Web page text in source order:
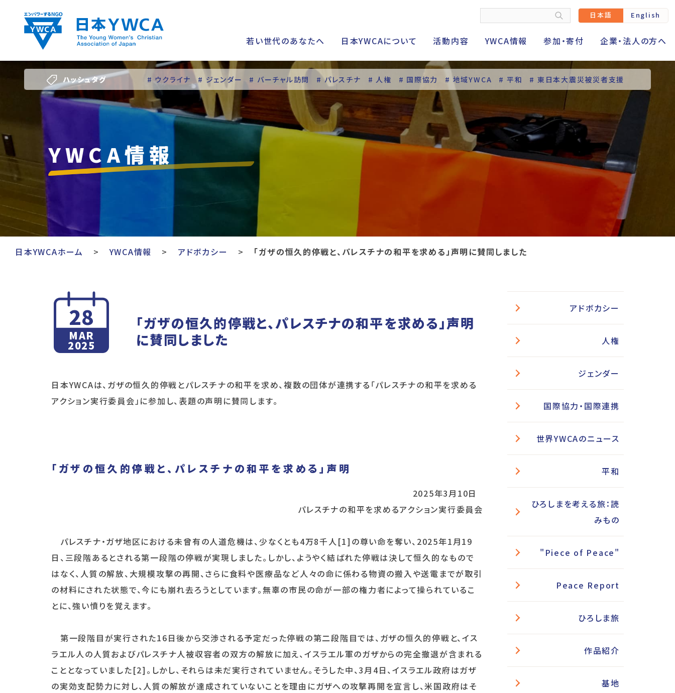
content
日本語 English
若い世代のあなたへ 日本YWCAについて 活動内容 YWCA情報 参加・寄付 企業・法人の方へ
ハッシュタグ # ウクライナ # ジェンダー # バーチャル訪問 # パレスチナ # 人権 # 国際協力 # 地域YWCA # 平和 # 東日本大震災被災者支援
# 若い女性のリーダーシップ
YWCA情報
日本YWCAホーム YWCA情報 アドボカシー 「ガザの恒久的停戦と、パレスチナの和平を求める」声明に賛同しました
28
MAR
2025
「ガザの恒久的停戦と、パレスチナの和平を求める」声明
に賛同しました
日本YWCAは、ガザの恒久的停戦とパレスチナの和平を求め、複数の団体が連携する「パレスチナの和平を求める
アクション実行委員会」に参加し、表題の声明に賛同します。
「ガザの恒久的停戦と、パレスチナの和平を求める」声明
2025年3月10日
パレスチナの和平を求めるアクション実行委員会
パレスチナ・ガザ地区における未曾有の人道危機は、少なくとも4万8千人[1]の尊い命を奪い、2025年1月19
日、三段階あるとされる第一段階の停戦が実現しました。しかし、ようやく結ばれた停戦は決して恒久的なもので
はなく、人質の解放、大規模攻撃の再開、さらに食料や医療品など人々の命に係わる物資の搬入や送電までが取引
の材料にされた状態で、今にも崩れ去ろうとしています。無辜の市民の命が一部の権力者によって操られているこ
とに、強い憤りを覚えます。
第一段階目が実行された16日後から交渉される予定だった停戦の第二段階目では、ガザの恒久的停戦と、イス
ラエル人の人質およびパレスチナ人被収容者の双方の解放に加え、イスラエル軍のガザからの完全撤退が含まれる
こととなっていました[2]。しかし、それらは未だ実行されていません。そうした中、3月4日、イスラエル政府はガザ
の実効支配勢力に対し、人質の解放が達成されていないことを理由にガザへの攻撃再開を宣言し、米国政府はそ
アドボカシー
人権
ジェンダー
国際協力・国際連携
世界YWCAのニュース
平和
ひろしまを考える旅：読
みもの
"Piece of Peace"
Peace Report
ひろしま旅
作品紹介
基地